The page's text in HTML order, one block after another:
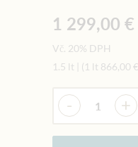
1 299,00 €
Vč. 20% DPH
1.5 lt
(1 lt 866,00 €
Množství
- +